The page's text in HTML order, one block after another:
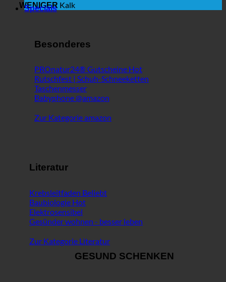
WENIGER Kalk
Specials
Besonderes
PROnatur24® Gutscheine
Rutschfest | Schuh-Schneeketten
Taschenmesser
Babyphone @amazon
Zur Kategorie amazon
Literatur
Krebsleitfaden
Baubiologie
Elektrosensibel
Gesünder wohnen - besser leben
Zur Kategorie Literatur
GESUND SCHENKEN